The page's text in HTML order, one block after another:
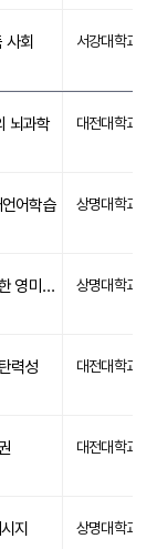
사회 서강대학교
뇌과학 대전대학교
어학습 상명대학교
건강한 생태계 실현을 위한 영미문화의 이해 상명대학교
력성 대전대학교
대전대학교
지 상명대학교